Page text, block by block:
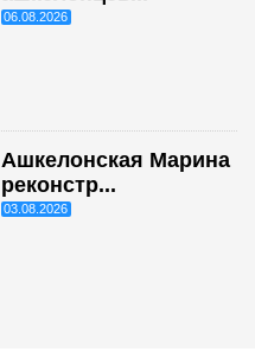
06.08.2026
Ашкелонская Марина
реконстр...
03.08.2026